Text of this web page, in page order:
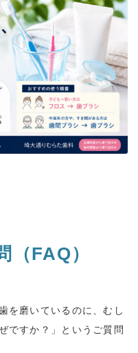
（FAQ）
を磨いているのに、むし
ですか？」というご質問